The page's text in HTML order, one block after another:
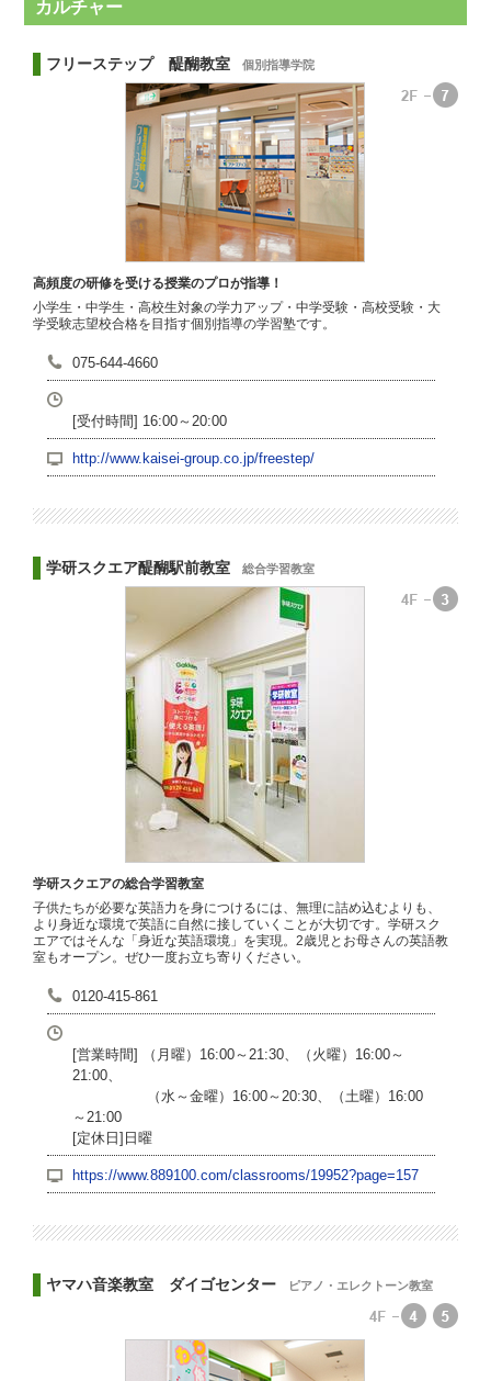
カルチャー
フリーステップ 醍醐教室 個別指導学院
高頻度の研修を受ける授業のプロが指導！
小学生・中学生・高校生対象の学力アップ・中学受験・高校受験・大
学受験志望校合格を目指す個別指導の学習塾です。
075-644-4660
[受付時間] 16:00～20:00
http://www.kaisei-group.co.jp/freestep/
学研スクエア醍醐駅前教室 総合学習教室
学研スクエアの総合学習教室
子供たちが必要な英語力を身につけるには、無理に詰め込むよりも、
より身近な環境で英語に自然に接していくことが大切です。学研スク
エアではそんな「身近な英語環境」を実現。2歳児とお母さんの英語教
室もオープン。ぜひ一度お立ち寄りください。
0120-415-861
[営業時間] （月曜）16:00～21:30、（火曜）16:00～
21:00、
（水～金曜）16:00～20:30、（土曜）16:00
～21:00
[定休日]日曜
https://www.889100.com/classrooms/19952?page=157
ヤマハ音楽教室 ダイゴセンター ピアノ・エレクトーン教室